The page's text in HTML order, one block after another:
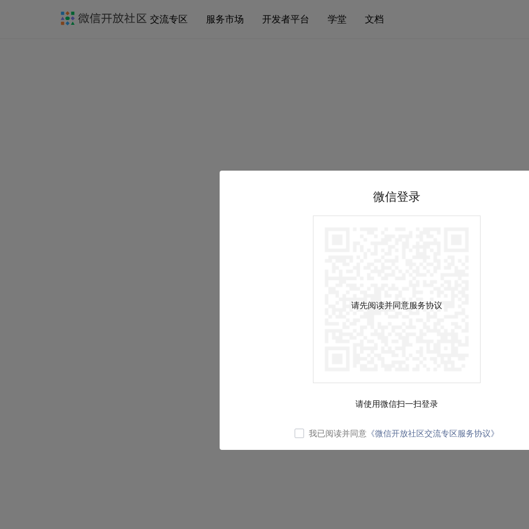
交流专区 服务市场 开发者平台 学堂 文档
微信登录
请先阅读并同意服务协议
请使用微信扫一扫登录
我已阅读并同意 《微信开放社区交流专区服务协议》